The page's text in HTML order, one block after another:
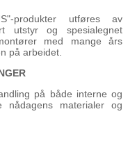
produkter utføres av
utstyr og spesialegnet
med mange års
på arbeidet.
på både interne og
nådagens materialer og